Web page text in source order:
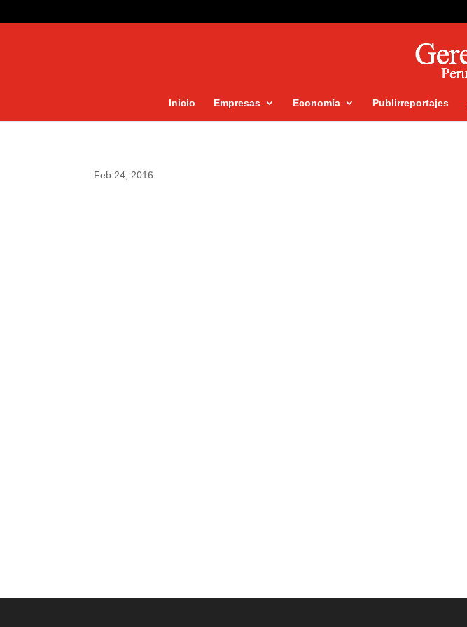
Inicio Empresas Economía Publirreportajes
Feb 24, 2016